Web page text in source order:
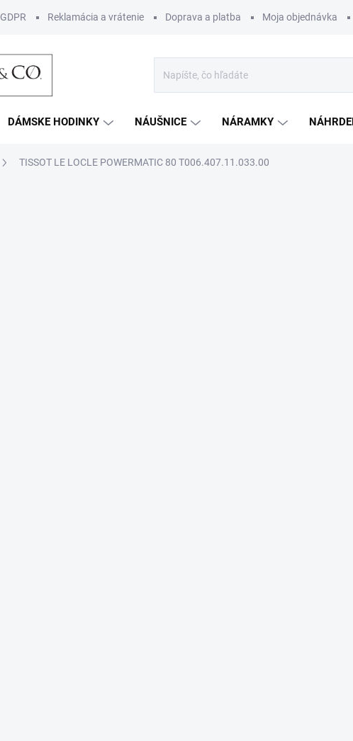
GDPR Reklamácia a vrátenie Doprava a platba Moja objednávka
DÁMSKE HODINKY NÁUŠNICE NÁRAMKY
TISSOT LE LOCLE POWERMATIC 80 T006.407.11.033.00